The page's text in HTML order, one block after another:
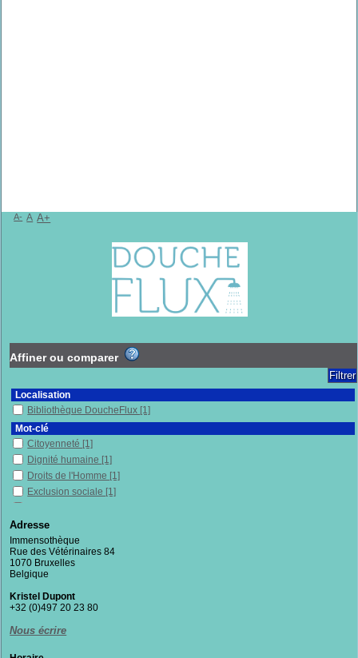
A- A A+
Affiner ou comparer
Localisation
Bibliothèque DoucheFlux [1]
Mot-clé
Citoyenneté [1]
Dignité humaine [1]
Droits de l'Homme [1]
Exclusion sociale [1]
Immenses
Inégalités sociales
Lutte contre la pauvreté
Pauvreté
Précarité[1]
Documentaires
Adresse
Immensothèque
Rue des Vétérinaires 84
1070 Bruxelles
Belgique
Kristel Dupont
+32 (0)497 20 23 80
Nous écrire